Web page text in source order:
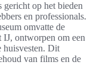
gericht op het bieden
en professionals.
omvatte de
ontworpen om een
huisvesten. Dit
van films en de